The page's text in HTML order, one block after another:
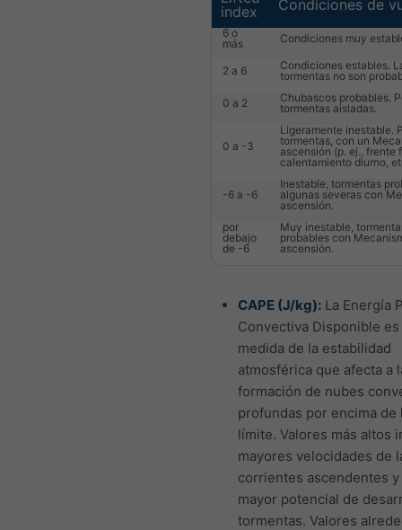
index
Condiciones de
6 o
más
Condiciones muy
2 a 6
Condiciones estables.
tormentas no son
0 a 2
Chubascos probables.
tormentas aisladas.
0 a -3
Ligeramente inestable.
tormentas, con un
ascensión (p. ej., frente
calentamiento diurno,
-6 a -6
Inestable, tormentas
algunas severas con
ascensión.
por
debajo
de -6
Muy inestable,
probables con
ascensión.
CAPE (J/kg): La Energía
Convectiva Disponible es
medida de la estabilidad
atmosférica que afecta a
formación de nubes
profundas por encima de
límite. Valores más altos
mayores velocidades de
corrientes ascendentes
mayor potencial de
tormentas. Valores